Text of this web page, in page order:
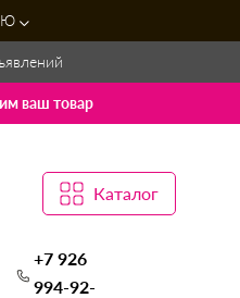
ваш товар
Каталог
+7 926
994-92-